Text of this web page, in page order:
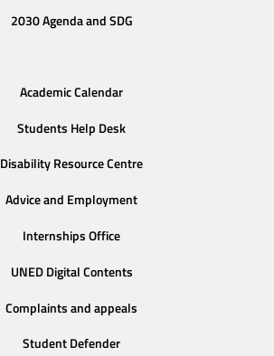
2030 Agenda and SDG
Academic Calendar
Students Help Desk
Disability Resource Centre
Advice and Employment
Internships Office
UNED Digital Contents
Complaints and appeals
Student Defender